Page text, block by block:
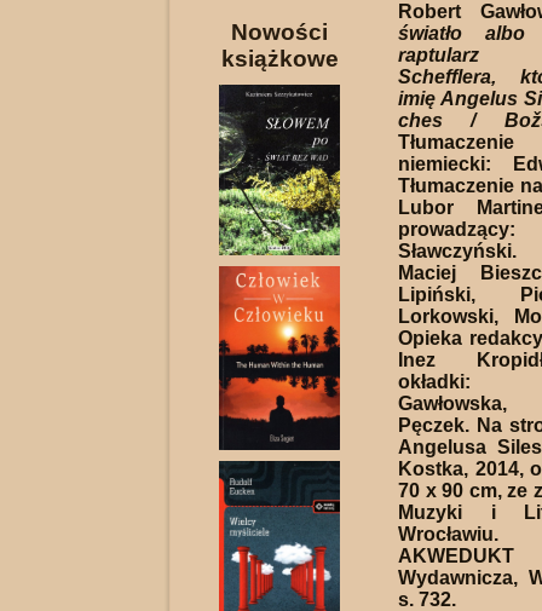
Nowości
książkowe
Robert
światło albo
raptularz
Schefflera,
imię Angelus
ches /
niemiecki:
Tłumaczenie
Lubor
Maciej
Lipiński,
Lorkowski,
Opieka
Inez
okładki:
Pęczek. Na
Angelusa
Kostka, 2014,
70 x 90 cm, ze
Muzyki i
Wydawnicza,
s. 732.